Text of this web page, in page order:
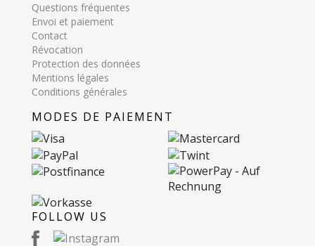
Questions fréquentes
Envoi et paiement
Contact
Révocation
Protection des données
Mentions légales
Conditions générales
MODES DE PAIEMENT
FOLLOW US